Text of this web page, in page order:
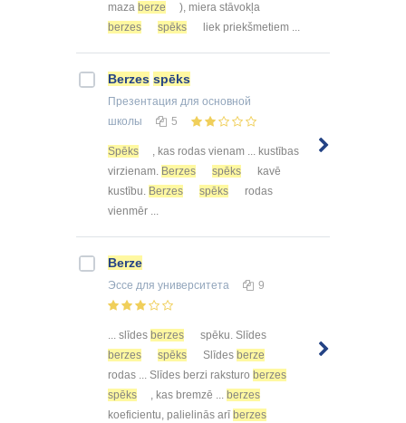
maza berze
), miera stāvokļa
berzes
spēks liek priekšmetiem ...
Berzes spēks
Презентация для основной
школы
5
Spēks
, kas rodas vienam ... kustības
virzienam. Berzes spēks
kavē
kustību. Berzes spēks
rodas
vienmēr ...
Berze
Эссе для университета 9
... slīdes berzes
spēku. Slīdes
berzes
spēks Slīdes berze
rodas ... Slīdes berzi raksturo berzes
spēks
, kas bremzē ... berzes
koeficientu, palielinās arī berzes